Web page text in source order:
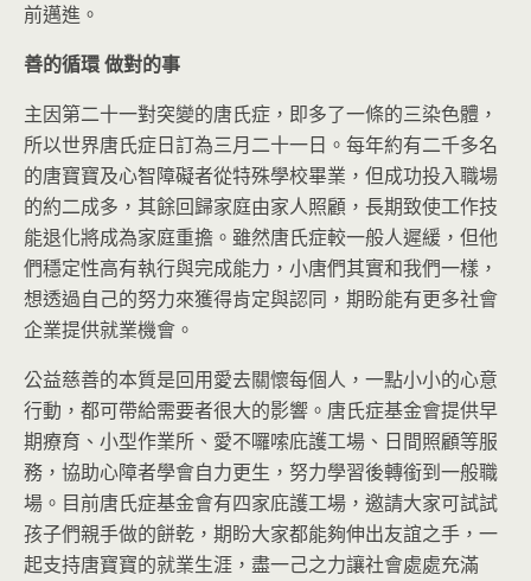
前邁進。
善的循環做對的事
主因第二十一對突變的唐氏症，即多了一條的三染色體，
所以世界唐氏症日訂為三月二十一日。每年約有二千多名
的唐寶寶及心智障礙者從特殊學校畢業，但成功投入職場
的約二成多，其餘回歸家庭由家人照顧，長期致使工作技
能退化將成為家庭重擔。雖然唐氏症較一般人遲緩，但他
們穩定性高有執行與完成能力，小唐們其實和我們一樣，
想透過自己的努力來獲得肯定與認同，期盼能有更多社會
企業提供就業機會。
公益慈善的本質是回用愛去關懷每個人，一點小小的心意
行動，都可帶給需要者很大的影響。唐氏症基金會提供早
期療育、小型作業所、愛不囉嗦庇護工場、日間照顧等服
務，協助心障者學會自力更生，努力學習後轉銜到一般職
場。目前唐氏症基金會有四家庇護工場，邀請大家可試試
孩子們親手做的餅乾，期盼大家都能夠伸出友誼之手，一
起支持唐寶寶的就業生涯，盡一己之力讓社會處處充滿